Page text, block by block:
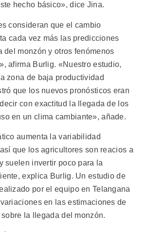
hecho básico», dice Jina.
consideran que el cambio
cada vez más las predicciones
del monzón y otros fenómenos
afirma Burlig. «Nuestro estudio,
zona de baja productividad
que los nuevos pronósticos eran
con exactitud la llegada de los
en un clima cambiante», añade.
aumenta la variabilidad
que los agricultores son reacios a
suelen invertir poco para la
explica Burlig. Un estudio de
por el equipo en Telangana
en las estimaciones de
la llegada del monzón.